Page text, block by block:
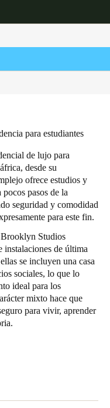
para estudiantes
de lujo para
desde su
ofrece estudios y
pasos de la
seguridad y comodidad
para este fin.
Brooklyn Studios
instalaciones de última
se incluyen una casa
sociales, lo que lo
ideal para los
mixto hace que
para vivir, aprender